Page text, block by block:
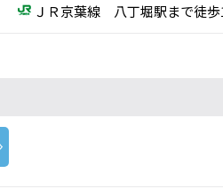
ＪＲ京葉線 八丁堀駅まで徒歩